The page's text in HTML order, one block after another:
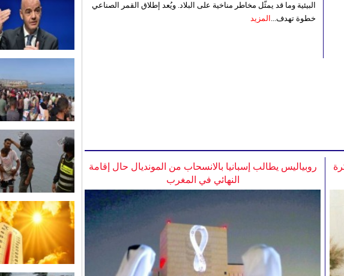
البيئية وما قد يمثّل مخاطر مناخية على البلاد. ويُعد إطلاق القمر الصناعي
خطوة تهدف... المزيد
روبياليس يطالب إسبانيا بالانسحاب من المونديال حال إقامة
النهائي في المغرب